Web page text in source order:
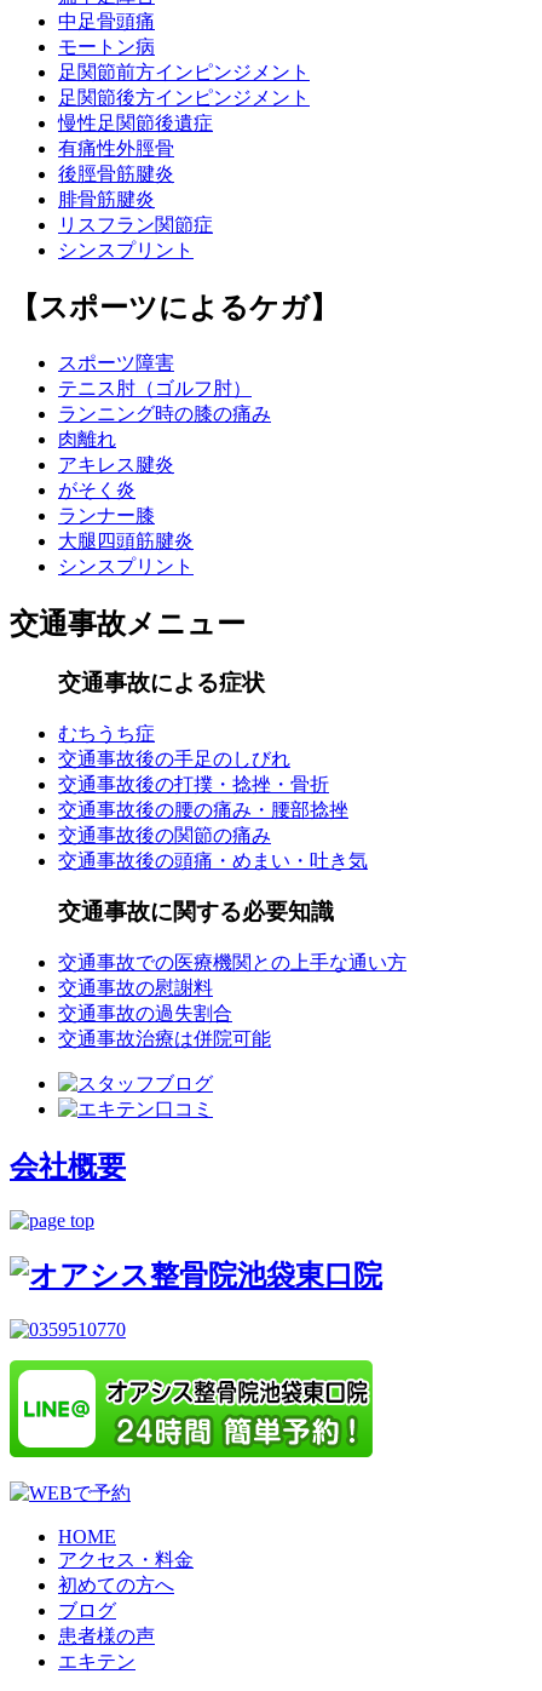
中足骨頭痛
モートン病
足関節前方インピンジメント
足関節後方インピンジメント
慢性足関節後遺症
有痛性外脛骨
後脛骨筋腱炎
腓骨筋腱炎
リスフラン関節症
シンスプリント
【スポーツによるケガ】
スポーツ障害
テニス肘（ゴルフ肘）
ランニング時の膝の痛み
肉離れ
アキレス腱炎
がそく炎
ランナー膝
大腿四頭筋腱炎
シンスプリント
交通事故メニュー
交通事故による症状
むちうち症
交通事故後の手足のしびれ
交通事故後の打撲・捻挫・骨折
交通事故後の腰の痛み・腰部捻挫
交通事故後の関節の痛み
交通事故後の頭痛・めまい・吐き気
交通事故に関する必要知識
交通事故での医療機関との上手な通い方
交通事故の慰謝料
交通事故の過失割合
交通事故治療は併院可能
会社概要
HOME
アクセス・料金
初めての方へ
ブログ
患者様の声
エキテン